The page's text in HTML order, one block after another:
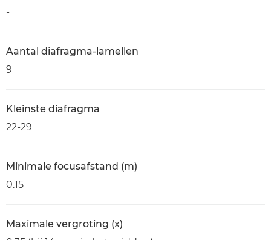
-
Aantal diafragma-lamellen
9
Kleinste diafragma
22-29
Minimale focusafstand (m)
0.15
Maximale vergroting (x)